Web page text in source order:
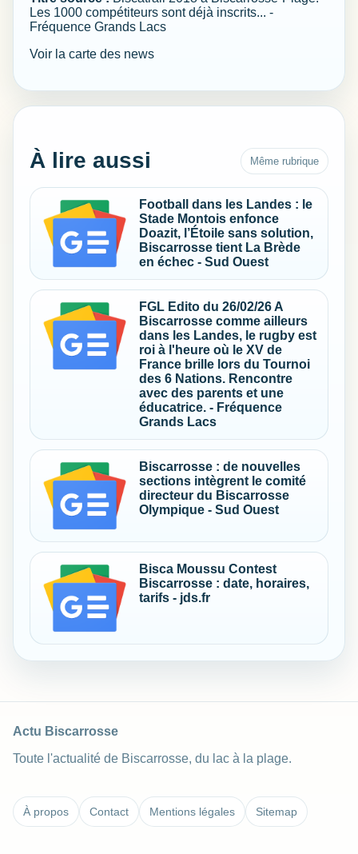
Les 1000 compétiteurs sont déjà inscrits... -
Fréquence Grands Lacs
Voir la carte des news
À lire aussi Même rubrique
Football dans les Landes : le
Stade Montois enfonce
Doazit, l’Étoile sans solution,
Biscarrosse tient La Brède
en échec - Sud Ouest
FGL Edito du 26/02/26 A
Biscarrosse comme ailleurs
dans les Landes, le rugby est
roi à l'heure où le XV de
France brille lors du Tournoi
des 6 Nations. Rencontre
avec des parents et une
éducatrice. - Fréquence
Grands Lacs
Biscarrosse : de nouvelles
sections intègrent le comité
directeur du Biscarrosse
Olympique - Sud Ouest
Bisca Moussu Contest
Biscarrosse : date, horaires,
tarifs - jds.fr
Actu Biscarrosse
Toute l'actualité de Biscarrosse, du lac à la plage.
À propos Contact Mentions légales Sitemap